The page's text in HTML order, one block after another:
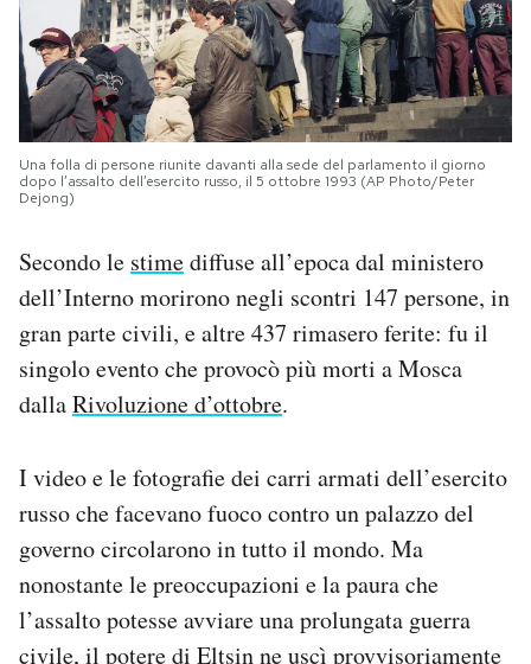
Una folla di persone riunite davanti alla sede del parlamento il giorno
dopo l’assalto dell’esercito russo, il 5 ottobre 1993 (AP Photo/Peter
Dejong)
Secondo le stimediffuse all’epoca dal ministero
dell’Interno morirono negli scontri 147 persone, in
gran parte civili, e altre 437 rimasero ferite: fu il
singolo evento che provocò più morti a Mosca
dallaRivoluzione d’ottobre.
I video e le fotografie dei carri armati dell’esercito
russo che facevano fuoco contro un palazzo del
governo circolarono in tutto il mondo. Ma
nonostante le preoccupazioni e la paura che
l’assalto potesse avviare una prolungata guerra
civile, il potere di Eltsin ne uscì provvisoriamente